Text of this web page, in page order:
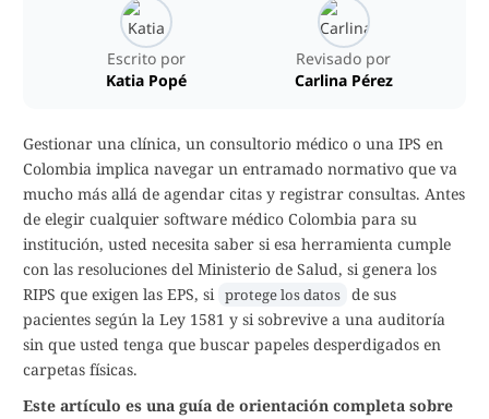
Escrito por
Katia Popé
Revisado por
Carlina Pérez
Gestionar una clínica, un consultorio médico o una IPS en
Colombia implica navegar un entramado normativo que va
mucho más allá de agendar citas y registrar consultas. Antes
de elegir cualquier software médico Colombia para su
institución, usted necesita saber si esa herramienta cumple
con las resoluciones del Ministerio de Salud, si genera los
RIPS que exigen las EPS, si protege los datos de sus
pacientes según la Ley 1581 y si sobrevive a una auditoría
sin que usted tenga que buscar papeles desperdigados en
carpetas físicas.
Este artículo es una guía de orientación completa sobre